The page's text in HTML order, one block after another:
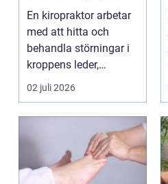
tillbaka
En kiropraktor arbetar
med att hitta och
behandla störningar i
kroppens leder,
muskler och
nervsyste...
02 juli 2026